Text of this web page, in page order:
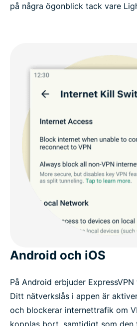
på några ögonblick tack vare
Android och iOS
På Android erbjuder
Ditt nätverkslås i appen är
och blockerar internettrafik om
kopplas bort, samtidigt som